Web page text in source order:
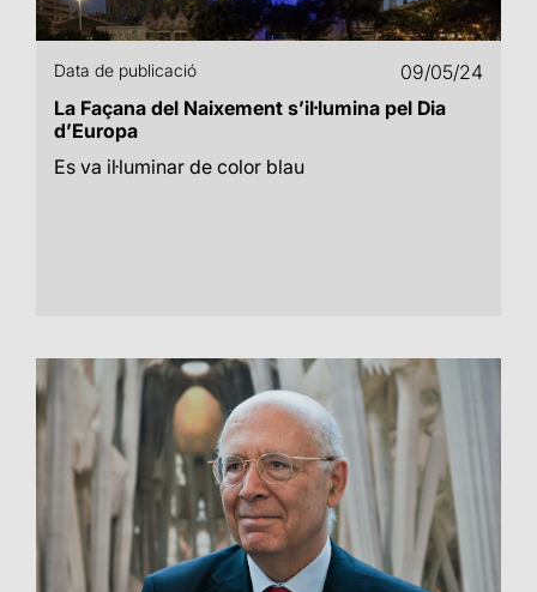
Data de publicació
09/05/24
La Façana del Naixement s’il·lumina pel Dia
d’Europa
Es va il·luminar de color blau